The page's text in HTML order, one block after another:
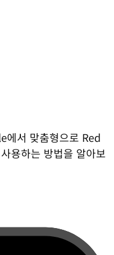
서 맞춤형으로 Red
용하는 방법을 알아보